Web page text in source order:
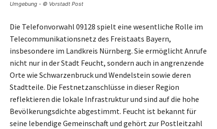
Umgebung - © Vorstadt Post
Die Telefonvorwahl 09128 spielt eine wesentliche Rolle im
Telecommunikationsnetz des Freistaats Bayern,
insbesondere im Landkreis Nürnberg. Sie ermöglicht Anrufe
nicht nur in der Stadt Feucht, sondern auch in angrenzende
Orte wie Schwarzenbruck und Wendelstein sowie deren
Stadtteile. Die Festnetzanschlüsse in dieser Region
reflektieren die lokale Infrastruktur und sind auf die hohe
Bevölkerungsdichte abgestimmt. Feucht ist bekannt für
seine lebendige Gemeinschaft und gehört zur Postleitzahl